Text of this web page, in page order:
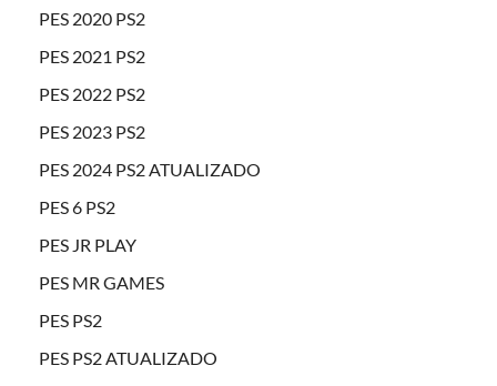
PES 2020 PS2
PES 2021 PS2
PES 2022 PS2
PES 2023 PS2
PES 2024 PS2 ATUALIZADO
PES 6 PS2
PES JR PLAY
PES MR GAMES
PES PS2
PES PS2 ATUALIZADO